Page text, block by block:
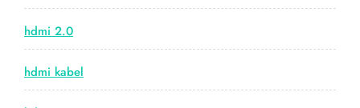
hdmi 2.0
hdmi kabel